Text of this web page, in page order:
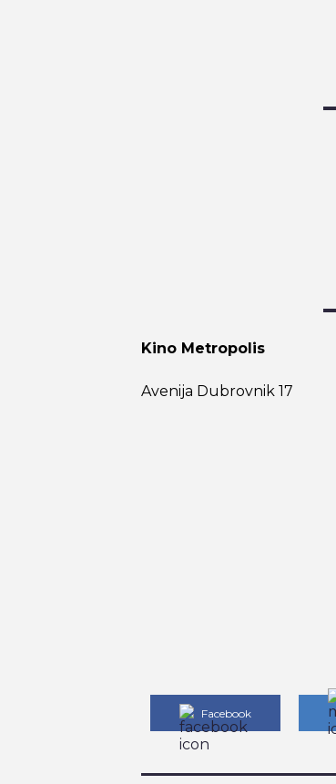
Kino Metropolis
Avenija Dubrovnik 17
Facebook